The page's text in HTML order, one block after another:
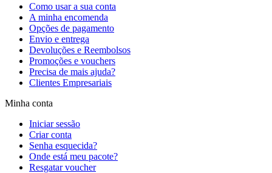
Como usar a sua conta
A minha encomenda
Opções de pagamento
Envio e entrega
Devoluções e Reembolsos
Promoções e vouchers
Precisa de mais ajuda?
Clientes Empresariais
Minha conta
Iniciar sessão
Criar conta
Senha esquecida?
Onde está meu pacote?
Resgatar voucher